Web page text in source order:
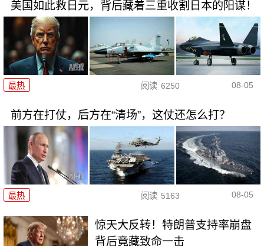
美国如此救日元，背后藏着三重收割日本的阳谋！
最热 阅读 6250 08-05
前方在打仗，后方在“清场”，这仗还怎么打？
最热 阅读 5163 08-05
惊天大反转！特朗普支持率崩盘
背后竟藏致命一击